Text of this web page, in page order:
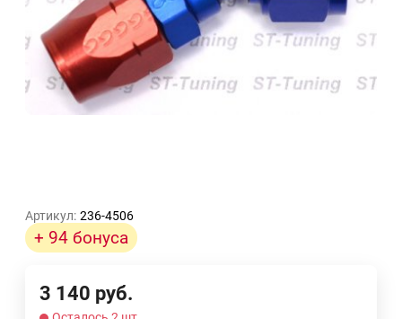
Артикул: 236-4506
+ 94 бонуса
3 140 руб.